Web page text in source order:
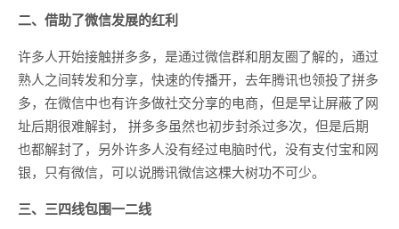
二、借助了微信发展的红利
许多人开始接触拼多多，是通过微信群和朋友圈了解的，通过
熟人之间转发和分享，快速的传播开，去年腾讯也领投了拼多
多，在微信中也有许多做社交分享的电商，但是早让屏蔽了网
址后期很难解封， 拼多多虽然也初步封杀过多次，但是后期
也都解封了，另外许多人没有经过电脑时代，没有支付宝和网
银，只有微信，可以说腾讯微信这棵大树功不可少。
三、三四线包围一二线